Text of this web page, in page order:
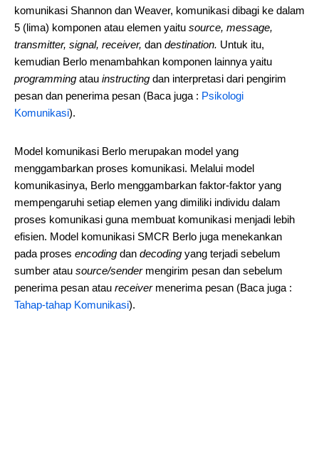
komunikasi Shannon dan Weaver, komunikasi dibagi ke dalam
5 (lima) komponen atau elemen yaitu source, message,
transmitter, signal, receiver, dan destination. Untuk itu,
kemudian Berlo menambahkan komponen lainnya yaitu
programming atau instructing dan interpretasi dari pengirim
pesan dan penerima pesan (Baca juga : Psikologi
Komunikasi).
Model komunikasi Berlo merupakan model yang
menggambarkan proses komunikasi. Melalui model
komunikasinya, Berlo menggambarkan faktor-faktor yang
mempengaruhi setiap elemen yang dimiliki individu dalam
proses komunikasi guna membuat komunikasi menjadi lebih
efisien. Model komunikasi SMCR Berlo juga menekankan
pada proses encoding dan decoding yang terjadi sebelum
sumber atau source/sendermengirim pesan dan sebelum
penerima pesan atau receivermenerima pesan (Baca juga :
Tahap-tahap Komunikasi).